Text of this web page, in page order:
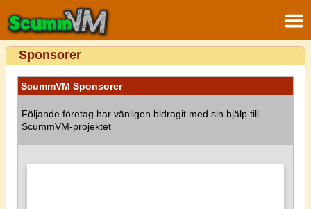
Sponsorer
ScummVM Sponsorer
Följande företag har vänligen bidragit med sin hjälp till
ScummVM-projektet